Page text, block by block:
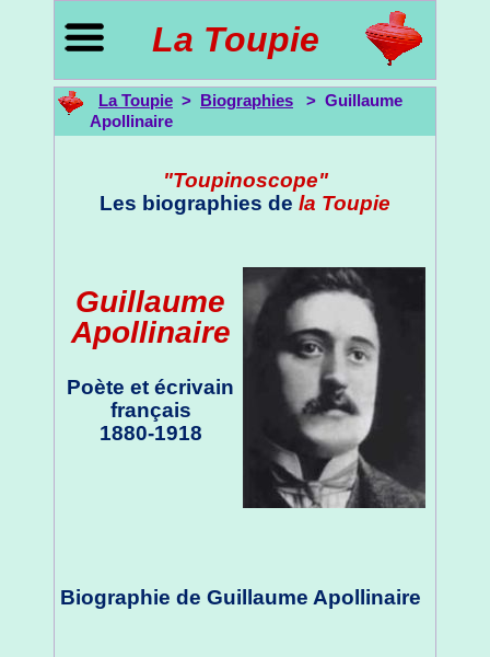
La Toupie
La Toupie > Biographies > Guillaume
Apollinaire
"Toupinoscope"
Les biographies de la Toupie
Guillaume
Apollinaire
Poète et écrivain
français
1880-1918
Biographie de Guillaume Apollinaire